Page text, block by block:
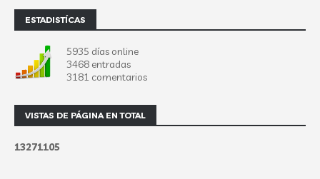
ESTADISTÍCAS
5935 días online
3468 entradas
3181 comentarios
VISTAS DE PÁGINA EN TOTAL
13271105